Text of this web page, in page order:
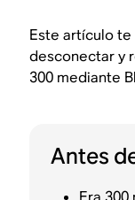
Este artículo
desconectar y
300 mediante
Antes